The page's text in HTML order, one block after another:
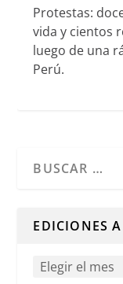
Protestas:
vida y cientos
luego de una
Perú.
EDICIONES